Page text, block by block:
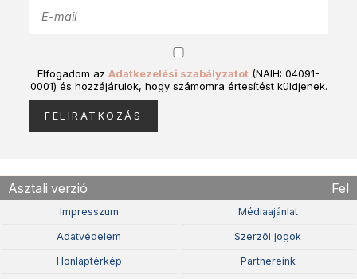
Elfogadom az Adatkezelési szabályzatot (NAIH: 04091-
0001) és hozzájárulok, hogy számomra értesítést küldjenek.
Asztali verzió Fel
Impresszum Médiaajánlat
Adatvédelem Szerzõi jogok
Honlaptérkép Partnereink